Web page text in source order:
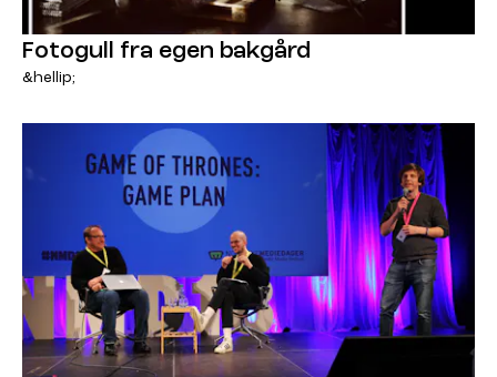
Fotogull fra egen bakgård
&hellip;